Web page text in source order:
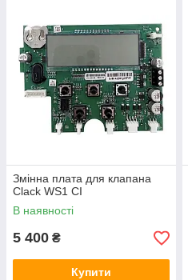
Змінна плата для клапана
Clack WS1 CI
В наявності
5 400 ₴
Купити